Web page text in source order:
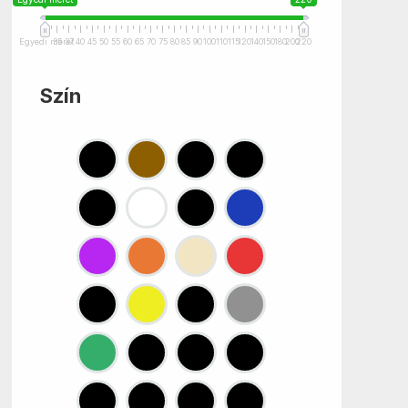
Egyedi méret
35 37 40 45 50 55 60 65 70 75 80 85 90100110115120140150180200220
Szín